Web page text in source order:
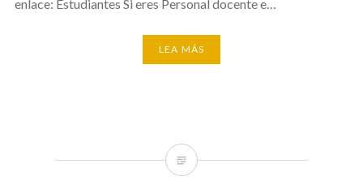
enlace: Estudiantes Si eres Personal docente e…
LEA MÁS